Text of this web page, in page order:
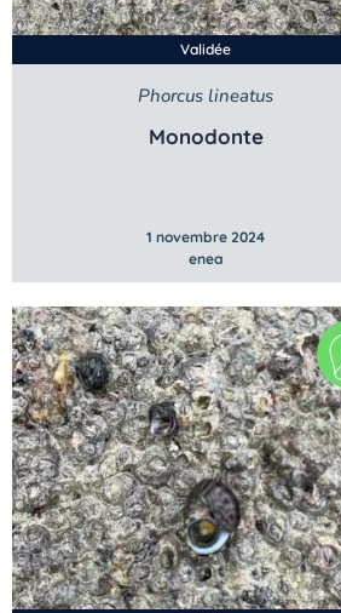
Validée
Phorcus lineatus
Monodonte
1 novembre 2024
enea